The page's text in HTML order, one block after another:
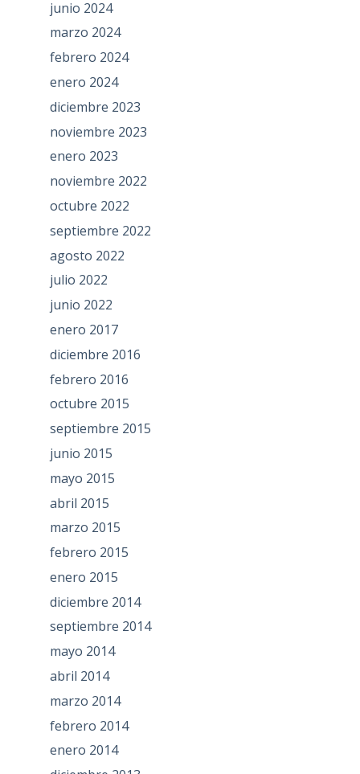
junio 2024
marzo 2024
febrero 2024
enero 2024
diciembre 2023
noviembre 2023
enero 2023
noviembre 2022
octubre 2022
septiembre 2022
agosto 2022
julio 2022
junio 2022
enero 2017
diciembre 2016
febrero 2016
octubre 2015
septiembre 2015
junio 2015
mayo 2015
abril 2015
marzo 2015
febrero 2015
enero 2015
diciembre 2014
septiembre 2014
mayo 2014
abril 2014
marzo 2014
febrero 2014
enero 2014